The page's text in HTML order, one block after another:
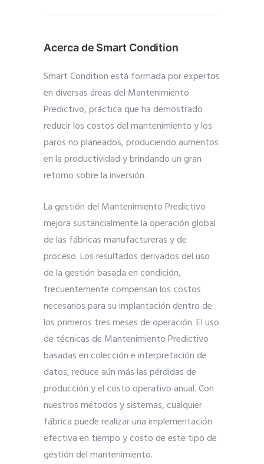
Acerca de Smart Condition
Smart Condition está formada por expertos
en diversas áreas del Mantenimiento
Predictivo, práctica que ha demostrado
reducir los costos del mantenimiento y los
paros no planeados, produciendo aumentos
en la productividad y brindando un gran
retorno sobre la inversión.
La gestión del Mantenimiento Predictivo
mejora sustancialmente la operación global
de las fábricas manufactureras y de
proceso. Los resultados derivados del uso
de la gestión basada en condición,
frecuentemente compensan los costos
necesarios para su implantación dentro de
los primeros tres meses de operación. El uso
de técnicas de Mantenimiento Predictivo
basadas en colección e interpretación de
datos, reduce aún más las pérdidas de
producción y el costo operativo anual. Con
nuestros métodos y sistemas, cualquier
fábrica puede realizar una implementación
efectiva en tiempo y costo de este tipo de
gestión del mantenimiento.